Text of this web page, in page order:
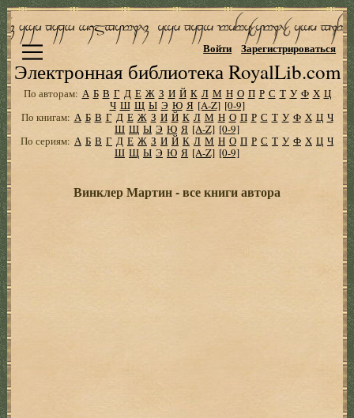
Электронная библиотека RoyalLib.com
Войти Зарегистрироваться
По авторам: А Б В Г Д Е Ж З И Й К Л М Н О П Р С Т У Ф Х Ц
Ч Ш Щ Ы Э Ю Я [A-Z] [0-9]
По книгам: А Б В Г Д Е Ж З И Й К Л М Н О П Р С Т У Ф Х Ц Ч
Ш Щ Ы Э Ю Я [A-Z] [0-9]
По сериям: А Б В Г Д Е Ж З И Й К Л М Н О П Р С Т У Ф Х Ц Ч
Ш Щ Ы Э Ю Я [A-Z] [0-9]
Винклер Мартин - все книги автора